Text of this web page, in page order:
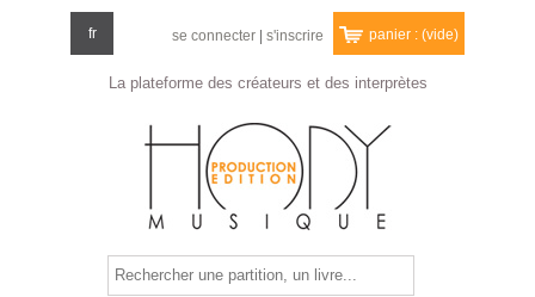
La plateforme des créateurs et des interprètes
fr se connecter s'inscrire panier : (vide)